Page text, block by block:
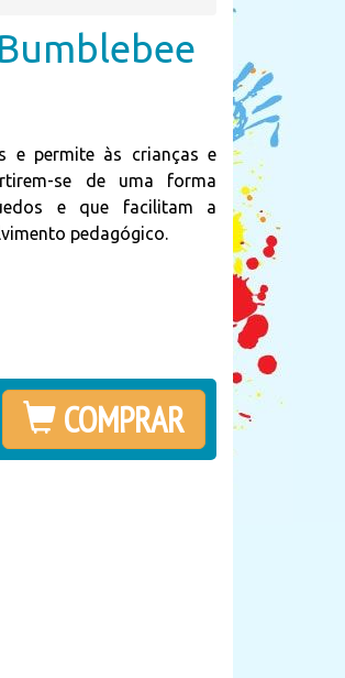
e permite às crianças e
se de uma forma
e que facilitam a
pedagógico.
COMPRAR